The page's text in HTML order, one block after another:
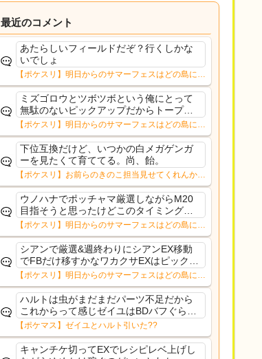
最近のコメント
あたらしいフィールドだぞ？行くしかな
いでしょ
【ポケスリ】明日からのサマーフェスはどの島に行
く？？12日㈬からはNMD
ミズゴロウとツボツボという俺にとって
無駄のないピックアップだからトープだ
わルチャブルもそこまでな性能っぽいし
安心していける
【ポケスリ】明日からのサマーフェスはどの島に行
く？？12日㈬からはNMD
下位互換だけど、いつかの白メガゲンガ
ーを見たくて育ててる。尚、飴。
【ポケスリ】お前らのきのこ担当見せてくれんか…
ウノハナでポッチャマ厳選しながらM20
目指そうと思ったけどこのタイミングで
目指す意味もないことに気づいたそれな
ら10%デバフ受け入れてもリサexゆめか
け集めつつFB配れるワカクサEXの方がい
いかな〜
【ポケスリ】明日からのサマーフェスはどの島に行
く？？12日㈬からはNMD
シアンで厳選&週終わりにシアンEX移動
でFBだけ移すかなワカクサEXはピックア
ップ出てくる確率低すぎるルチャブルも
食材セレクトでそんなガチ性能でもない
からラピス行くほどでもないし
【ポケスリ】明日からのサマーフェスはどの島に行
く？？12日㈬からはNMD
ハルトは虫がまだまだパーツ不足だから
これからって感じゼイユはBDバフぐらい
技1で配れるようにしてほしかった
【ポケマス】ゼイユとハルト引いた??
キャンチケ切ってEXでレシピレベ上げし